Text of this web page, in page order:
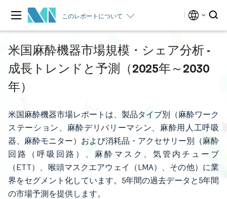
このレポートについて
米国麻酔機器市場規模・シェア分析 -
成長トレンドと予測（2025年～2030
年）
米国麻酔機器市場レポートは、製品タイプ別（麻酔ワーク
ステーション、麻酔デリバリーマシン、麻酔用人工呼吸
器、麻酔モニター）および消耗品・アクセサリー別（麻酔
回路（呼吸回路）、麻酔マスク、気管内チューブ
（ETT）、喉頭マスクエアウェイ（LMA）、その他）に業
界をセグメント化しています。5年間の過去データと5年間
の市場予測を提供します。